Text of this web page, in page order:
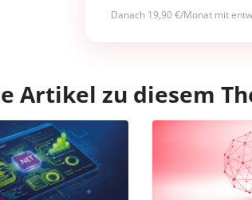
Danach 19,90 €/Monat mit
Artikel zu diesem